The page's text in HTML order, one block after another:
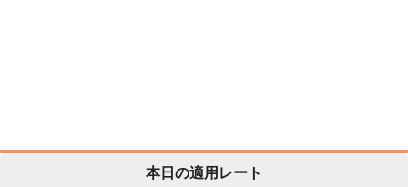
本日の適用レート